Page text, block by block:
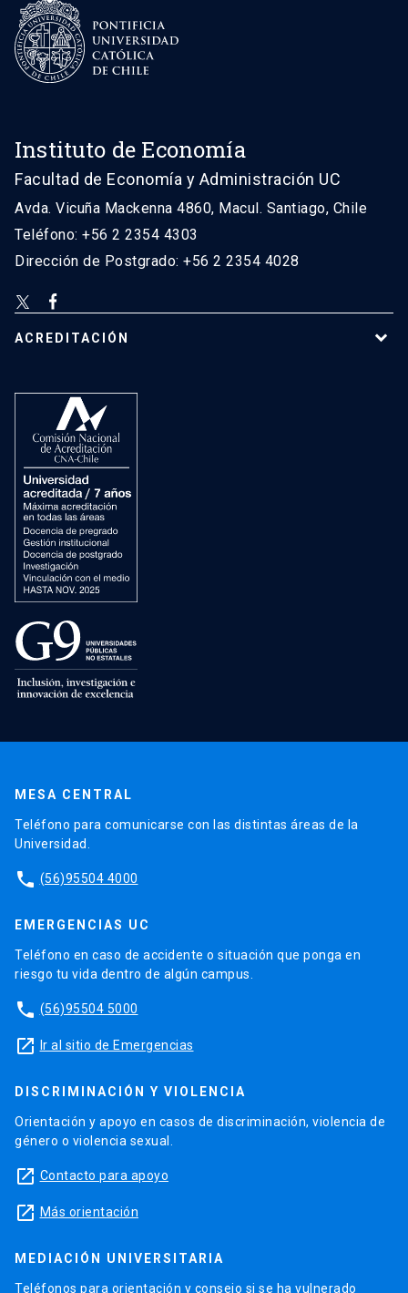
Instituto de Economía
Facultad de Economía y Administración UC
Avda. Vicuña Mackenna 4860, Macul. Santiago, Chile
Teléfono: +56 2 2354 4303
Dirección de Postgrado: +56 2 2354 4028
ACREDITACIÓN
MESA CENTRAL
Teléfono para comunicarse con las distintas áreas de la
Universidad.
phone (56)95504 4000
EMERGENCIAS UC
Teléfono en caso de accidente o situación que ponga en
riesgo tu vida dentro de algún campus.
phone (56)95504 5000
launch Ir al sitio de Emergencias
DISCRIMINACIÓN Y VIOLENCIA
Orientación y apoyo en casos de discriminación, violencia de
género o violencia sexual.
launch Contacto para apoyo
launch Más orientación
MEDIACIÓN UNIVERSITARIA
Teléfonos para orientación y consejo si se ha vulnerado